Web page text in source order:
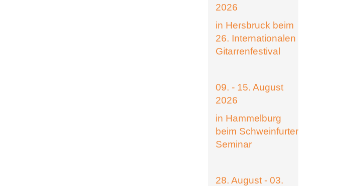
2026
in Hersbruck beim
26. Internationalen
Gitarrenfestival
09. - 15. August
2026
in Hammelburg
beim Schweinfurter
Seminar
28. August - 03.